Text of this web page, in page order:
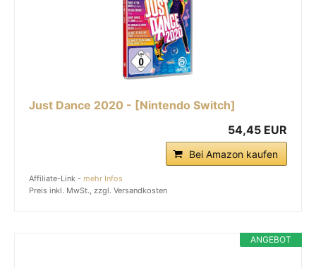
Just Dance 2020 - [Nintendo Switch]
54,45 EUR
Bei Amazon kaufen
Affiliate-Link - mehr Infos
Preis inkl. MwSt., zzgl. Versandkosten
ANGEBOT